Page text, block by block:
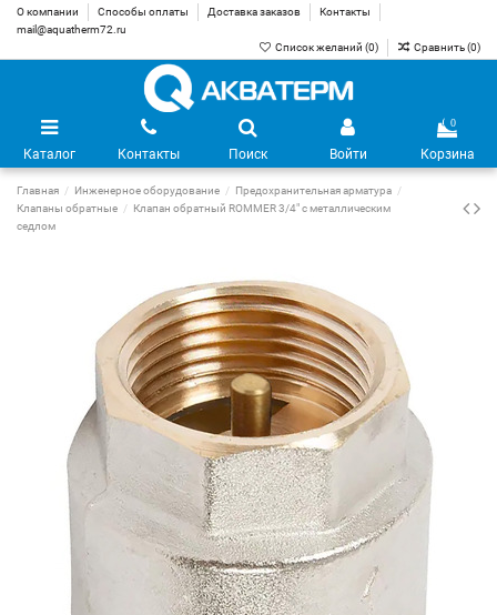
О компании Способы оплаты Доставка заказов
Контакты
mail@aquatherm72.ru
Список желаний (0) Сравнить (0)
Каталог Контакты Поиск Войти
0
Корзина
Главная Инженерное оборудование
Предохранительная арматура
Клапаны обратные
Клапан обратный ROMMER 3/4" с металлическим
седлом